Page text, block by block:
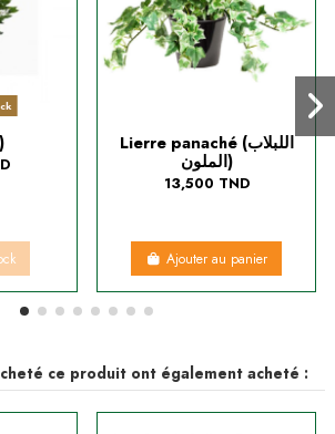
Fell (الفل)
Lierre panaché (اللبلاب
الملون)
13,500 TND
Ajouter au panier
ce produit ont également acheté :